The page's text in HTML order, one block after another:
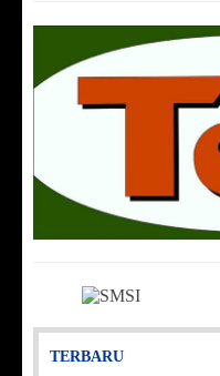
TERBARU